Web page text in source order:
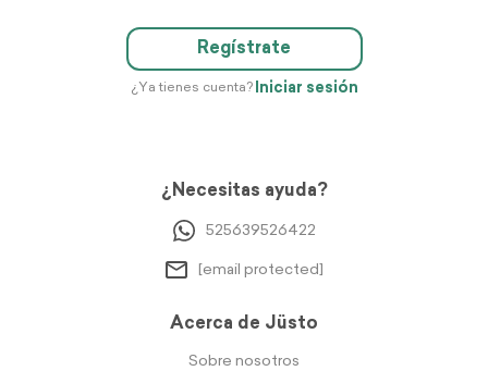
Regístrate
¿Ya tienes cuenta? Iniciar sesión
¿Necesitas ayuda?
525639526422
[email protected]
Acerca de Jüsto
Sobre nosotros